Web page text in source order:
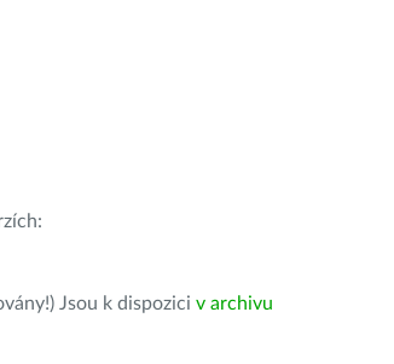
Jsou k dispozici v archivu